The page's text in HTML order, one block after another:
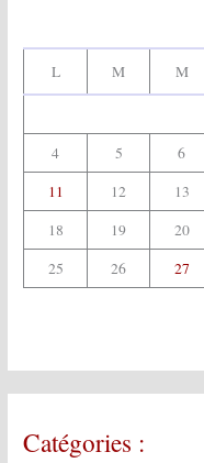
L M M
4
5 6
11
12 13
18
19 20
25
26 27
Catégories :